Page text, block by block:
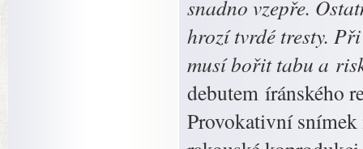
snadno vzepře.
hrozí tvrdé tresty.
musí bořit tabu a
debutem íránského
Provokativní